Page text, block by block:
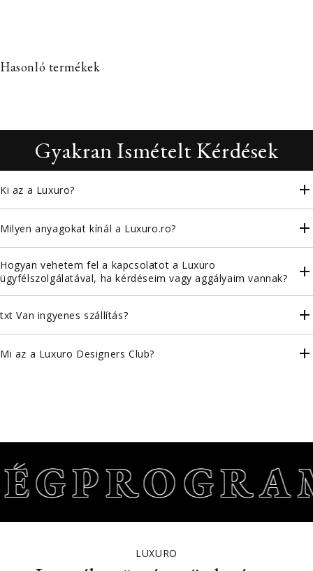
Hasonló termékek
Gyakran Ismételt Kérdések
Ki az a Luxuro?
Milyen anyagokat kínál a Luxuro.ro?
Hogyan vehetem fel a kapcsolatot a Luxuro
ügyfélszolgálatával, ha kérdéseim vagy aggályaim vannak?
txt Van ingyenes szállítás?
Mi az a Luxuro Designers Club?
LUXURO